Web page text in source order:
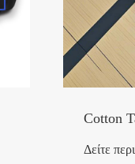
Cotton
Δείτε